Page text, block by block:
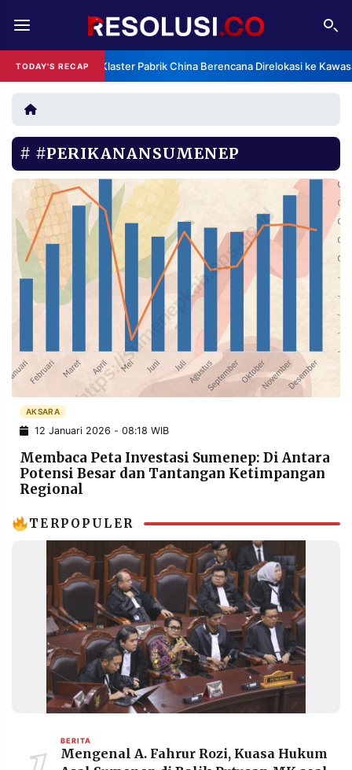
TODAY'S RECAP Klaster Pabrik China Berencana Direlokasi ke
REDAKSI TENTANG
RESOLUSI IKLAN
RUBRIKASI
EDITORIAL AKSARA
FINANSIA PERSONA
DAERAH NASIONAL
MANCA SPORT
PRIVACY
POLICY
BERITA
WARGA
INFORMASI
IKLAN
KIRIM
PENGADUAN TERM
OF
SERVICE
IKUTI
RESOLUSI
MEDIA
#PERIKANANSUMENEP
AKSARA
12 Januari 2026 - 08:18 WIB
Membaca Peta Investasi Sumenep: Di Antara
Potensi Besar dan Tantangan Ketimpangan
Regional
TERPOPULER
BERITA
Mengenal A. Fahrur Rozi, Kuasa Hukum